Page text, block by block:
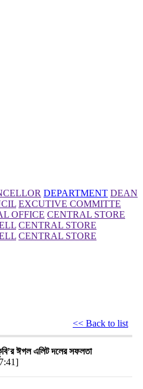
DEPARTMENT DEAN
EXCUTIVE COMMITTE
OFFICE CENTRAL STORE
CENTRAL STORE
CENTRAL STORE
<< Back to list
ঈগল এলিট দলের সফলতা